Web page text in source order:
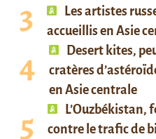
Les artistes
accueillis en Asie
Desert kites,
cratères
en Asie centrale
L’Ouzbékistan,
contre le trafic de